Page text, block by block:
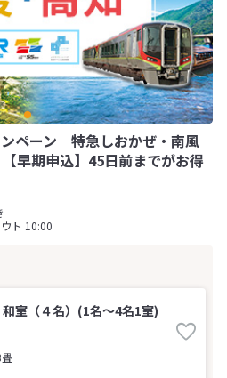
ペーン 特急しおかぜ・南風
早期申込】45日前までがお得
ト 10:00
和室（４名）(1名～4名1室)